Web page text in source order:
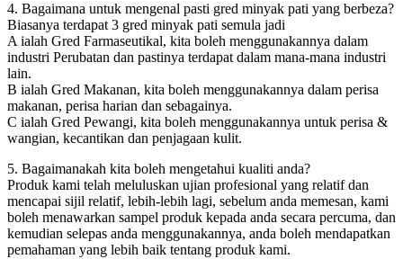
4. Bagaimana untuk mengenal pasti gred minyak pati yang berbeza?
Biasanya terdapat 3 gred minyak pati semula jadi
A ialah Gred Farmaseutikal, kita boleh menggunakannya dalam
industri Perubatan dan pastinya terdapat dalam mana-mana industri
lain.
B ialah Gred Makanan, kita boleh menggunakannya dalam perisa
makanan, perisa harian dan sebagainya.
C ialah Gred Pewangi, kita boleh menggunakannya untuk perisa &
wangian, kecantikan dan penjagaan kulit.
5. Bagaimanakah kita boleh mengetahui kualiti anda?
Produk kami telah meluluskan ujian profesional yang relatif dan
mencapai sijil relatif, lebih-lebih lagi, sebelum anda memesan, kami
boleh menawarkan sampel produk kepada anda secara percuma, dan
kemudian selepas anda menggunakannya, anda boleh mendapatkan
pemahaman yang lebih baik tentang produk kami.